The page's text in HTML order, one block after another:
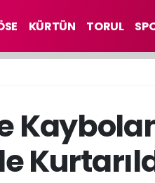
KÜRTÜN TORUL